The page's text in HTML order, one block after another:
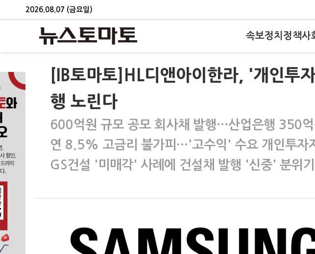
2026.08.07 (금요일)
속보정치 정책사
[IB토마토]HL디앤아이한라, '개인투
행 노린다
600억원 규모 공모 회사채 발행…산업은행 350억
연 8.5% 고금리 불가피…'고수익' 수요 개인투자
GS건설 '미매각' 사례에 건설채 발행 '신중' 분위기